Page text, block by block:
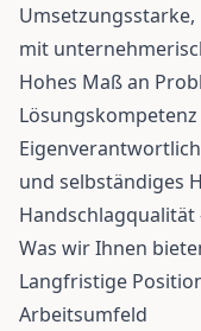
mit
Hohes Maß an
Lösungskompetenz
und selbständiges
Was wir Ihnen
Langfristige
Arbeitsumfeld